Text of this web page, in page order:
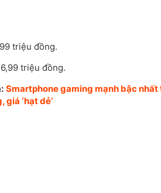
triệu đồng.
triệu đồng.
Smartphone gaming mạnh bậc nhất
giá ‘hạt dẻ’